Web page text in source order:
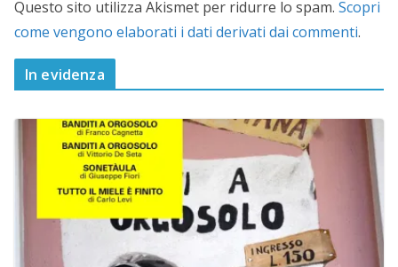
Questo sito utilizza Akismet per ridurre lo spam. Scopri
come vengono elaborati i dati derivati dai commenti.
In evidenza